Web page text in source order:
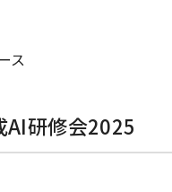
ス
AI研修会2025